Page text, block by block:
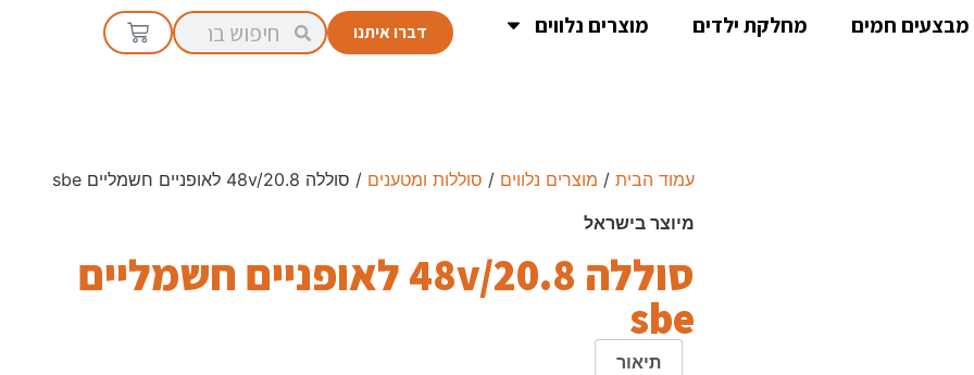
מבצעים חמים מחלקת ילדים מוצרים נלווים דברו איתנו
עמוד הבית / מוצרים נלווים / סוללות ומטענים / סוללה 48v/20.8 לאופניים חשמליים sbe
מיוצר בישראל
סוללה 48v/20.8 לאופניים חשמליים
sbe
תיאור